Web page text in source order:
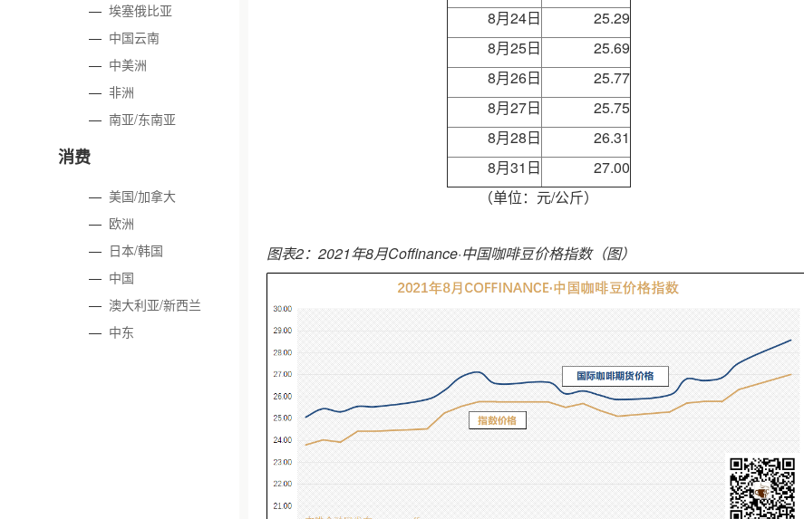
—埃塞俄比亚
— 中国云南
— 中美洲
—非洲
—南亚/东南亚
消费
—美国/加拿大
— 欧洲
— 日本/韩国
— 中国
— 澳大利亚/新西兰
— 中东
8月24日
25.29
8月25日
25.69
8月26日
25.77
8月27日
25.75
8月28日
26.31
8月31日
27.00
（单位：元/公斤）
图表2：2021年8月Coffinance·中国咖啡豆价格指数（图）